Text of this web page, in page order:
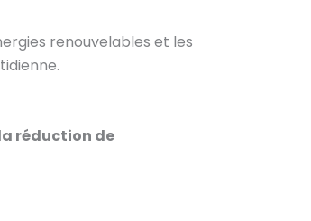
renouvelables et les
réduction de